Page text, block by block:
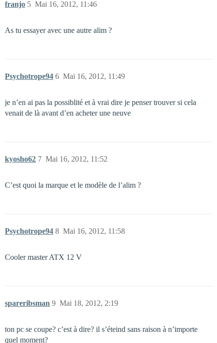
franjo Mai 16, 2012, 11:46
5
As tu essayer avec une autre alim ?
Psychotrope94 Mai 16, 2012, 11:49
6
je n’en ai pas la possiblité et à vrai dire je penser trouver si cela
venait de là avant d’en acheter une neuve
kyosho62 Mai 16, 2012, 11:52
7
C’est quoi la marque et le modèle de l’alim ?
Psychotrope94 Mai 16, 2012, 11:58
8
Cooler master ATX 12 V
spareribsman Mai 18, 2012, 2:19
9
ton pc se coupe? c’est à dire? il s’éteind sans raison à n’importe
quel moment?